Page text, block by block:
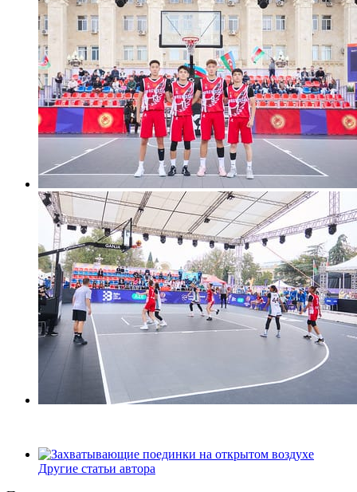
Другие статьи автора